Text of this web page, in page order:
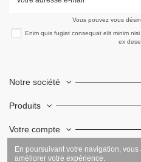
Vous pouvez vous
Enim quis fugiat consequat elit minim
ex
Notre société
Produits
Votre compte
Informations
En poursuivant votre navigation,
améliorer votre expérience.